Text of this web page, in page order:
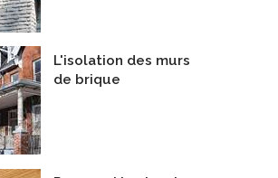
L'isolation des murs
de brique